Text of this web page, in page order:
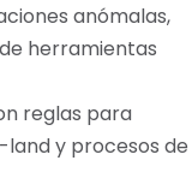
anómalas,
herramientas
reglas para
y procesos de